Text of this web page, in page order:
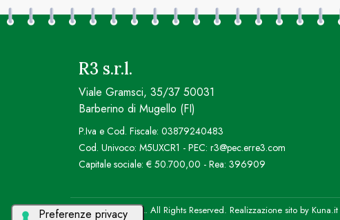
R3 s.r.l.
Viale Gramsci, 35/37 50031
Barberino di Mugello (FI)
P.Iva e Cod. Fiscale: 03879240483
Cod. Univoco: M5UXCR1 - PEC: r3@pec.erre3.com
Capitale sociale: € 50.700,00 - Rea: 396909
© 2026 R3 S.R.L. All Rights Reserved. Realizzazione sito by Kuna.it